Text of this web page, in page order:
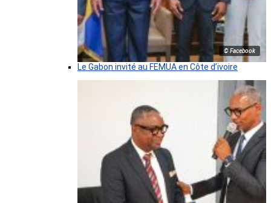
© Facebook
Le Gabon invité au FEMUA en Côte d’ivoire